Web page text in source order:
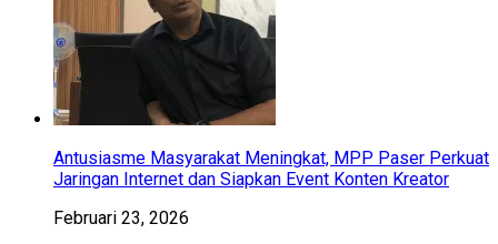
Antusiasme Masyarakat Meningkat, MPP Paser Perkuat
Jaringan Internet dan Siapkan Event Konten Kreator
Februari 23, 2026